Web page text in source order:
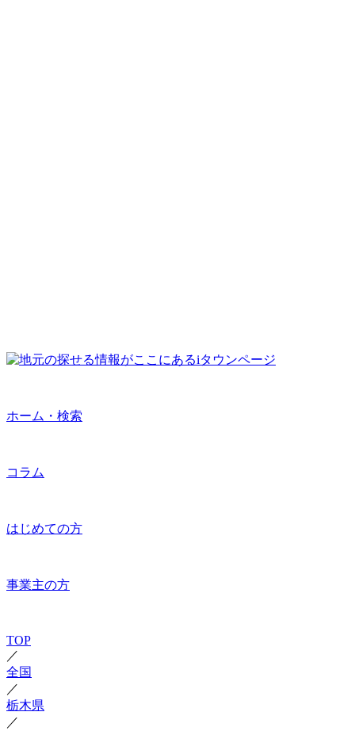
ホーム・検索
コラム
はじめての方
事業主の方
TOP
／
全国
／
栃木県
／